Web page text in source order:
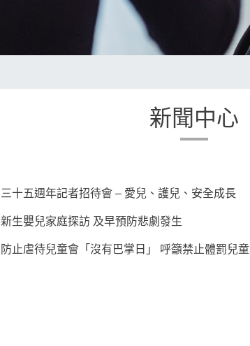
新聞中心
三十五週年記者招待會 – 愛兒、護兒、安全成長
新生嬰兒家庭探訪 及早預防悲劇發生
防止虐待兒童會「沒有巴掌日」 呼籲禁止體罰兒童